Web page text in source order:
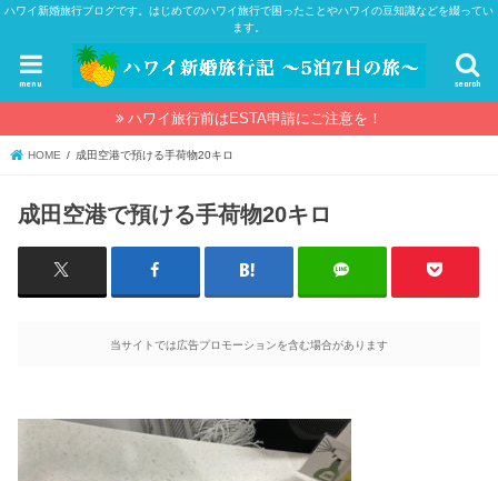
ハワイ新婚旅行ブログです。はじめてのハワイ旅行で困ったことやハワイの豆知識などを綴ってい
ます。
search
menu
ハワイ旅行前はESTA申請にご注意を！
HOME 成田空港で預ける手荷物20キロ
成田空港で預ける手荷物20キロ
当サイトでは広告プロモーションを含む場合があります